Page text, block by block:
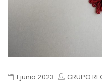
1 junio 2023
GRUPO